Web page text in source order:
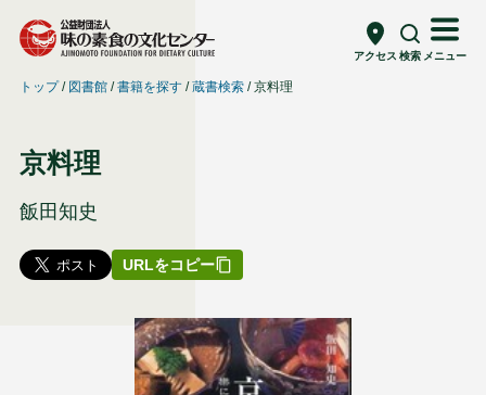
アクセス 検索 メニュー
トップ 図書館 書籍を探す 蔵書検索 京料理
京料理
飯田知史
URLをコピー